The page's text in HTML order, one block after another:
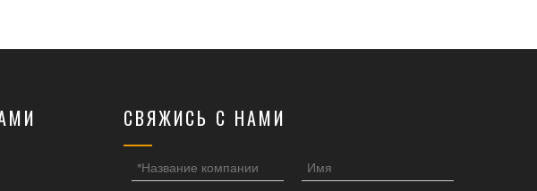
СВЯЖИСЬ С НАМИ